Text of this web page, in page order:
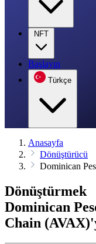
NFT
Başlayın
Türkçe
Anasayfa
Dönüştürücü
Dominican
Dönüştürmek
Dominican
Chain